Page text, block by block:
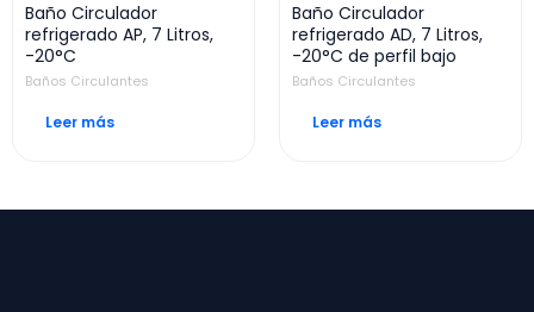
Baño Circulador
refrigerado AP, 7 Litros,
-20°C
Baños Circulantes
Leer más
Baño Circulador
refrigerado AD, 7 Litros,
-20°C de perfil bajo
Baños Circulantes
Leer más